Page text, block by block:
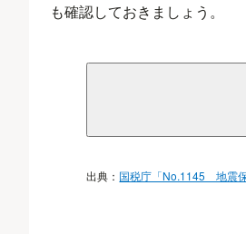
も確認しておきましょう。
出典： 国税庁「No.1145 地震保